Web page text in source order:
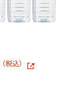
込）